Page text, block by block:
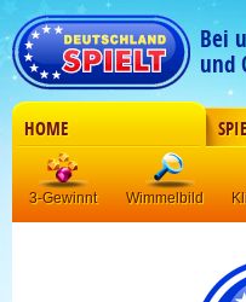
Bei
und
HOME
3-Gewinnt Wimmelbild